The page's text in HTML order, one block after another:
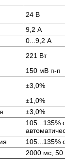
24 В
9,2 А
0...9,2 А
221 Вт
150 мВ п-п
±3,0%
±1,0%
±3,0%
105...135%
105...135%
2000 мс,